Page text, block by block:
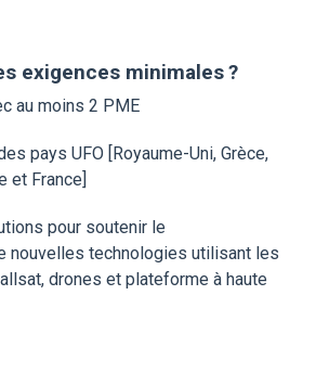
exigences minimales ?
au moins 2 PME
pays UFO [Royaume-Uni, Grèce,
et France]
pour soutenir le
nouvelles technologies utilisant les
drones et plateforme à haute